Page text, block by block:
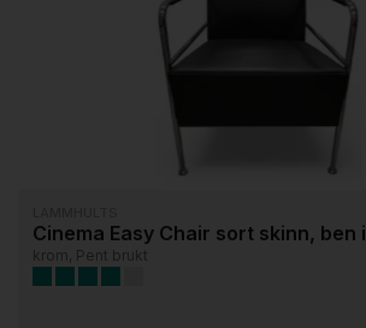
Cinema Easy Chair sort skinn, ben i
krom, Pent brukt